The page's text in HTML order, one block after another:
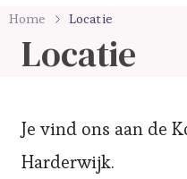
Home Locatie
Locatie
Je vind ons aan de
Harderwijk.